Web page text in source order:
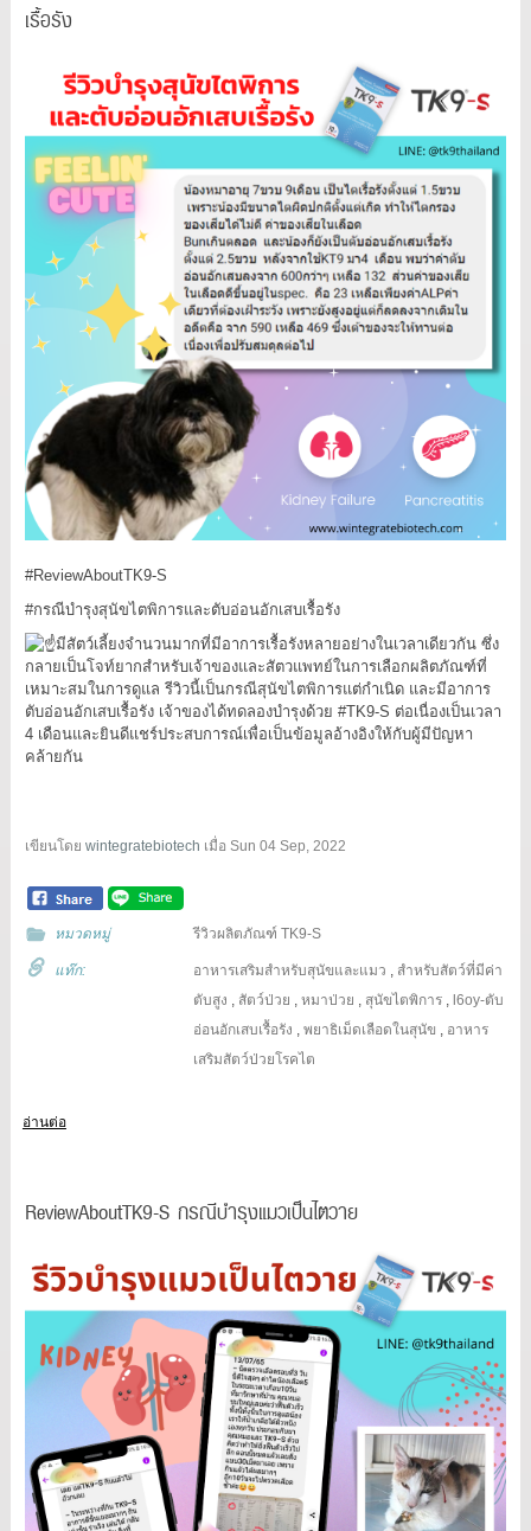
เรื้อรัง
#ReviewAboutTK9-S
#กรณีบำรุงสุนัขไตพิการและตับอ่อนอักเสบเรื้อรัง
มีสัตว์เลี้ยงจำนวนมากที่มีอาการเรื้อรังหลายอย่างในเวลาเดียวกัน ซึ่ง
กลายเป็นโจท์ยากสำหรับเจ้าของและสัตวแพทย์ในการเลือกผลิตภัณฑ์ที่
เหมาะสมในการดูแล รีวิวนี้เป็นกรณีสุนัขไตพิการแต่กำเนิด และมีอาการ
ตับอ่อนอักเสบเรื้อรัง เจ้าของได้ทดลองบำรุงด้วย #TK9-S ต่อเนื่องเป็นเวลา
4 เดือนและยินดีแชร์ประสบการณ์เพื่อเป็นข้อมูลอ้างอิงให้กับผู้มีปัญหา
คล้ายกัน
เขียนโดย wintegratebiotech เมื่อ Sun 04 Sep, 2022
หมวดหมู่ รีวิวผลิตภัณฑ์ TK9-S
แท๊ก: อาหารเสริมสำหรับสุนัขและแมว , สำหรับสัตว์ที่มีค่า
ตับสูง , สัตว์ป่วย ,หมาป่วย , สุนัขไตพิการ , l6oy-ตับ
อ่อนอักเสบเรื้อรัง ,พยาธิเม็ดเลือดในสุนัข , อาหาร
เสริมสัตว์ป่วยโรคไต
อ่านต่อ
ReviewAboutTK9-S กรณีบำรุงแมวเป็นไตวาย